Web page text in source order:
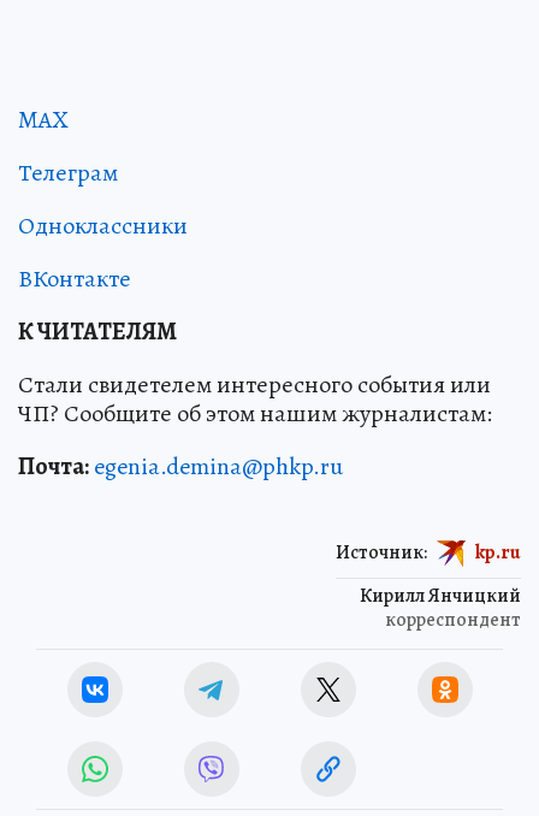
MAX
Телеграм
Одноклассники
ВКонтакте
К ЧИТАТЕЛЯМ
Стали свидетелем интересного события или
ЧП? Сообщите об этом нашим журналистам:
Почта:egenia.demina@phkp.ru
Кирилл Янчицкий
корреспондент
Источник: kp.ru